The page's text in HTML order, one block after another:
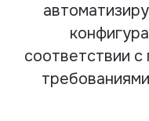
соответствии